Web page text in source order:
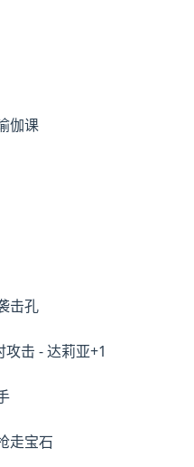
伽课
击孔
击 - 达莉亚+1
走宝石